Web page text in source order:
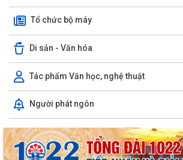
Tổ chức bộ máy
Di sản - Văn hóa
Tác phẩm Văn học, nghệ thuật
Người phát ngôn
đếm bắt buộc để giải phóng mặt...
Hội phụ nữ xã Hà Bắc tổ chức trao quà của tổ
hội viên phụ nữ trên địa bàn